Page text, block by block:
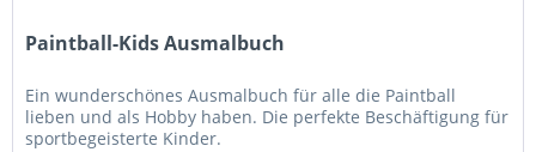
Paintball-Kids Ausmalbuch
Ein wunderschönes Ausmalbuch für alle die Paintball
lieben und als Hobby haben. Die perfekte Beschäftigung für
sportbegeisterte Kinder.